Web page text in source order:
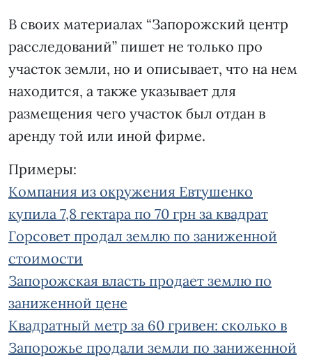
В своих материалах “Запорожский центр
расследований” пишет не только про
участок земли, но и описывает, что на нем
находится, а также указывает для
размещения чего участок был отдан в
аренду той или иной фирме.
Примеры:
Компания из окружения Евтушенко
купила 7,8 гектара по 70 грн за квадрат
Горсовет продал землю по заниженной
стоимости
Запорожская власть продает землю по
заниженной цене
Квадратный метр за 60 гривен: сколько в
Запорожье продали земли по заниженной